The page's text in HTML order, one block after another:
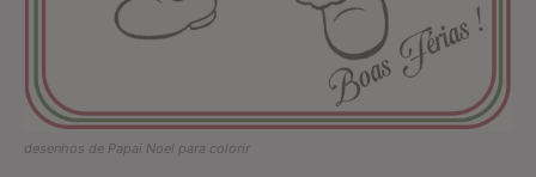
desenhos de Papai Noel para colorir